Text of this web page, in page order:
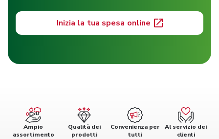
Inizia la tua spesa online
Ampio
assortimento
Qualità dei
prodotti
Convenienza per
tutti
Al servizio dei
clienti